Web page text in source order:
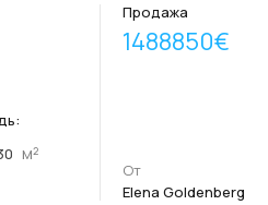
м²
Продажа
1488850€
От
Elena Goldenberg